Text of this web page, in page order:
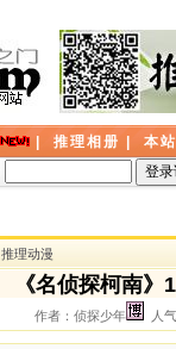
推理相册
本
推理动漫
《名侦探柯南
作者：侦探少年 人